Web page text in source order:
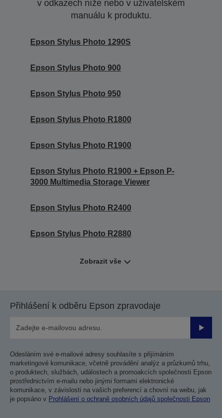
v odkazech níže nebo v uživatelském
manuálu k produktu.
Epson Stylus Photo 1290S
Epson Stylus Photo 900
Epson Stylus Photo 950
Epson Stylus Photo R1800
Epson Stylus Photo R1900
Epson Stylus Photo R1900 + Epson P-
3000 Multimedia Storage Viewer
Epson Stylus Photo R2400
Epson Stylus Photo R2880
Zobrazit vše
Přihlášení k odběru Epson zpravodaje
Odesláním své e-mailové adresy souhlasíte s přijímáním
marketingové komunikace, včetně provádění analýz a průzkumů trhu,
o produktech, službách, událostech a promoakcích společnosti Epson
prostřednictvím e-mailu nebo jinými formami elektronické
komunikace, v závislosti na vašich preferencí a chovní na webu, jak
je popsáno v Prohlášení o ochraně osobních údajů společnosti Epson